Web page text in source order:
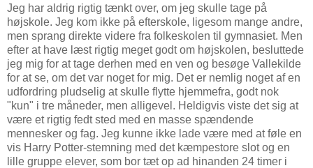
Jeg har aldrig rigtig tænkt over, om jeg skulle tage på
højskole. Jeg kom ikke på efterskole, ligesom mange andre,
men sprang direkte videre fra folkeskolen til gymnasiet. Men
efter at have læst rigtig meget godt om højskolen, besluttede
jeg mig for at tage derhen med en ven og besøge Vallekilde
for at se, om det var noget for mig. Det er nemlig noget af en
udfordring pludselig at skulle flytte hjemmefra, godt nok
"kun" i tre måneder, men alligevel. Heldigvis viste det sig at
være et rigtig fedt sted med en masse spændende
mennesker og fag. Jeg kunne ikke lade være med at føle en
vis Harry Potter-stemning med det kæmpestore slot og en
lille gruppe elever, som bor tæt op ad hinanden 24 timer i